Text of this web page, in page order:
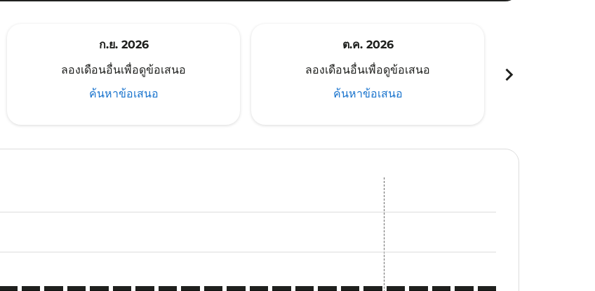
ก.ย. 2026
ลองเดือนอื่นเพื่อดูข้อเสนอ
ค้นหาข้อเสนอ
ต.ค. 2026
ลองเดือนอื่นเพื่อดูข้อเสนอ
ค้นหาข้อเสนอ
chevron_right
TJQ–SHE: cmp-view-offers-disclaimer. ค้นหาข้อเสนอ
TJQ–SHE: cmp-view-offers-disclaimer. ค้นหาข้อเสนอ
TJQ–SHE: cmp-view-offers-disclaimer. ค้นหาข้อเสนอ
TJQ–SHE: cmp-view-offers-disclaimer. ค้นหาข้อเสนอ
TJQ–SHE: cmp-view-offers-disclaimer. ค้นหาข้อเสนอ
TJQ–SHE: cmp-view-offers-disclaimer. ค้นหาข้อเสนอ
TJQ–SHE: cmp-view-offers-disclaimer. ค้นหาข้อเสนอ
TJQ–SHE: cmp-view-offers-disclaimer. ค้นหาข้อเสนอ
TJQ–SHE: cmp-view-offers-disclaimer. ค้นหาข้อเสนอ
TJQ–SHE: cmp-view-offers-disclaimer. ค้นหาข้อเ
TJQ–SHE: cmp-view-offers-disclaimer. ค้นห